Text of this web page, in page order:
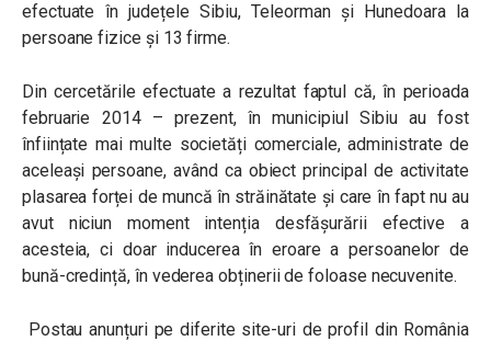
efectuate în județele Sibiu, Teleorman și Hunedoara la
persoane fizice și 13 firme.
Din cercetările efectuate a rezultat faptul că, în perioada
februarie 2014 – prezent, în municipiul Sibiu au fost
înființate mai multe societăți comerciale, administrate de
aceleași persoane, având ca obiect principal de activitate
plasarea forței de muncă în străinătate și care în fapt nu au
avut niciun moment intenția desfășurării efective a
acesteia, ci doar inducerea în eroare a persoanelor de
bună-credință, în vederea obținerii de foloase necuvenite.
Postau anunțuri pe diferite site-uri de profil din România